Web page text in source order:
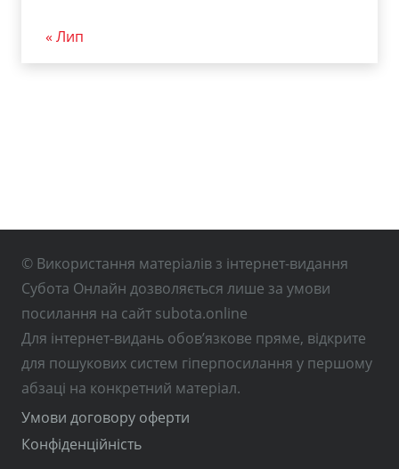
« Лип
© Використання матеріалів з інтернет-видання
Субота Онлайн дозволяється лише за умови
посилання на сайт subota.online
Для інтернет-видань обов’язкове пряме, відкрите
для пошукових систем гіперпосилання у першому
абзаці на конкретний матеріал.
Умови договору оферти
Конфіденційність